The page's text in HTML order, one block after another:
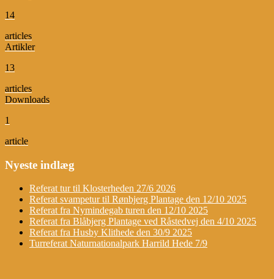
14
articles
Artikler
13
articles
Downloads
1
article
Nyeste indlæg
Referat tur til Klosterheden 27/6 2026
Referat svampetur til Rønbjerg Plantage den 12/10 2025
Referat fra Nymindegab turen den 12/10 2025
Referat fra Blåbjerg Plantage ved Råstedvej den 4/10 2025
Referat fra Husby Klithede den 30/9 2025
Turreferat Naturnationalpark Harrild Hede 7/9